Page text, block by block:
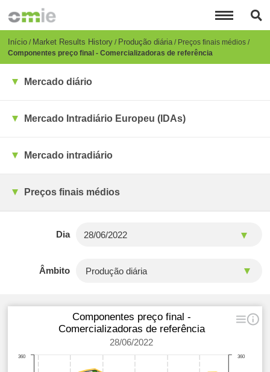
para
conteúdo
principal
Breadcrumb
Início Market Results History Produção diária Preços finais médios
Componentes preço final - Comercializadoras de referência
Mercado diário
Mercado Intradiário Europeu (IDAs)
Mercado intradiário
Preços finais médios
Dia
Âmbito
Componentes preço final -
Comercializadoras de referência
28/06/2022
360
360